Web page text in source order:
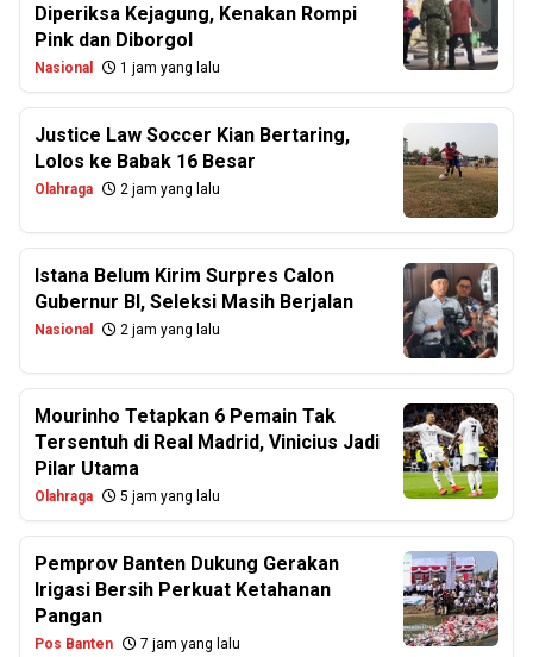
Diperiksa Kejagung, Kenakan Rompi
Pink dan Diborgol
Nasional 1 jam yang lalu
Justice Law Soccer Kian Bertaring,
Lolos ke Babak 16 Besar
Olahraga 2 jam yang lalu
Istana Belum Kirim Surpres Calon
Gubernur BI, Seleksi Masih Berjalan
Nasional 2 jam yang lalu
Mourinho Tetapkan 6 Pemain Tak
Tersentuh di Real Madrid, Vinicius Jadi
Pilar Utama
Olahraga 5 jam yang lalu
Pemprov Banten Dukung Gerakan
Irigasi Bersih Perkuat Ketahanan
Pangan
Pos Banten 7 jam yang lalu